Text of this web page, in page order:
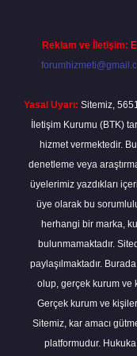
Reklam ve İletişim:
Yasal Uyarı: Sitemiz,
İletişim Kurumu (BTK)
hizmet vermektedir.
denetleme veya
üyelerimiz yazdıkları
üye olarak bu
herhangi bir marka,
bulunmamaktadır.
paylaşılmaktadır.
olup, gerçek kurum ve
Gerçek kurum ve
Sitemiz, kar amacı
platformudur.